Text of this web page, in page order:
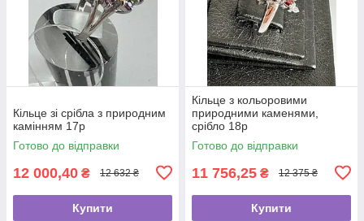
Кільце зі срібла з природним
камінням 17р
Готово до відправки
12 000,40 ₴ 12 632 ₴
Купити
Кільце з кольоровими
природними каменями,
срібло 18р
Готово до відправки
11 756,25 ₴ 12 375 ₴
Купити